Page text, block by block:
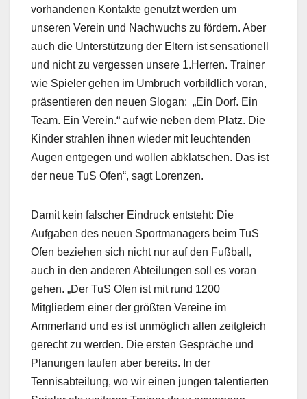
vorhandenen Kontakte genutzt werden um
unseren Verein und Nachwuchs zu fördern. Aber
auch die Unterstützung der Eltern ist sensationell
und nicht zu vergessen unsere 1.Herren. Trainer
wie Spieler gehen im Umbruch vorbildlich voran,
präsentieren den neuen Slogan: „Ein Dorf. Ein
Team. Ein Verein.“ auf wie neben dem Platz. Die
Kinder strahlen ihnen wieder mit leuchtenden
Augen entgegen und wollen abklatschen. Das ist
der neue TuS Ofen“, sagt Lorenzen.
Damit kein falscher Eindruck entsteht: Die
Aufgaben des neuen Sportmanagers beim TuS
Ofen beziehen sich nicht nur auf den Fußball,
auch in den anderen Abteilungen soll es voran
gehen. „Der TuS Ofen ist mit rund 1200
Mitgliedern einer der größten Vereine im
Ammerland und es ist unmöglich allen zeitgleich
gerecht zu werden. Die ersten Gespräche und
Planungen laufen aber bereits. In der
Tennisabteilung, wo wir einen jungen talentierten